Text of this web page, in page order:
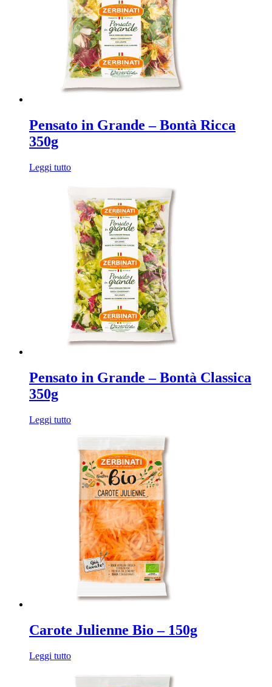
Pensato in Grande – Bontà Ricca
350g
Leggi tutto
Pensato in Grande – Bontà Classica
350g
Leggi tutto
Carote Julienne Bio – 150g
Leggi tutto